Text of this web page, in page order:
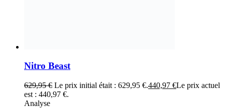
Nitro Beast
629,95€ Le prix initial était : 629,95 €.440,97 €Le prix actuel
est : 440,97 €.
Analyse